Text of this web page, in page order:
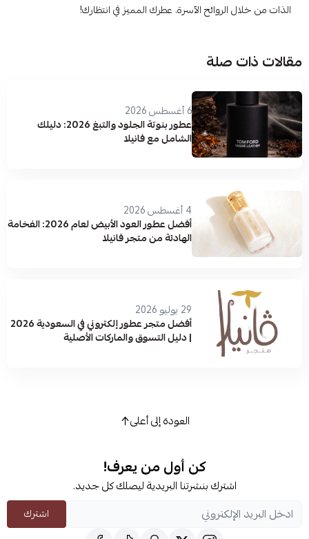
الذات من خلال الروائح الآسرة. عطرك المميز في انتظارك!
مقالات ذات صلة
6 أغسطس 2026
عطور بنوتة الجلود والتبغ 2026: دليلك
الشامل مع فانيلا
4 أغسطس 2026
أفضل عطور العود الأبيض لعام 2026: الفخامة
الهادئة من متجر فانيلا
29 يوليو 2026
أفضل متجر عطور إلكتروني في السعودية 2026
| دليل التسوق والماركات الأصلية
العودة إلى أعلى
كن أول من يعرف!
اشترك بنشرتنا البريدية ليصلك كل جديد.
اشترك